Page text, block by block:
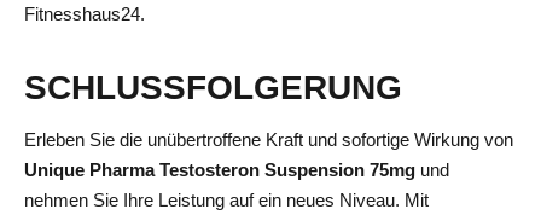
Fitnesshaus24.
SCHLUSSFOLGERUNG
Erleben Sie die unübertroffene Kraft und sofortige Wirkung von
Unique Pharma Testosteron Suspension 75mg und
nehmen Sie Ihre Leistung auf ein neues Niveau. Mit